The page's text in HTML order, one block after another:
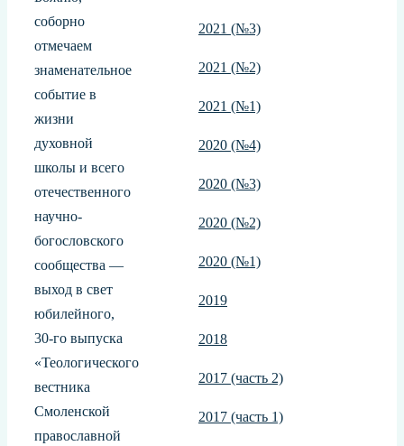
соборно
отмечаем
знаменательное
событие в
жизни
духовной
школы и всего
отечественного
научно-
богословского
сообщества —
выход в свет
юбилейного,
30-го выпуска
«Теологического
вестника
Смоленской
православной
2021 (№3)
2021 (№2)
2021 (№1)
2020 (№4)
2020 (№3)
2020 (№2)
2020 (№1)
2019
2018
2017 (часть 2)
2017 (часть 1)